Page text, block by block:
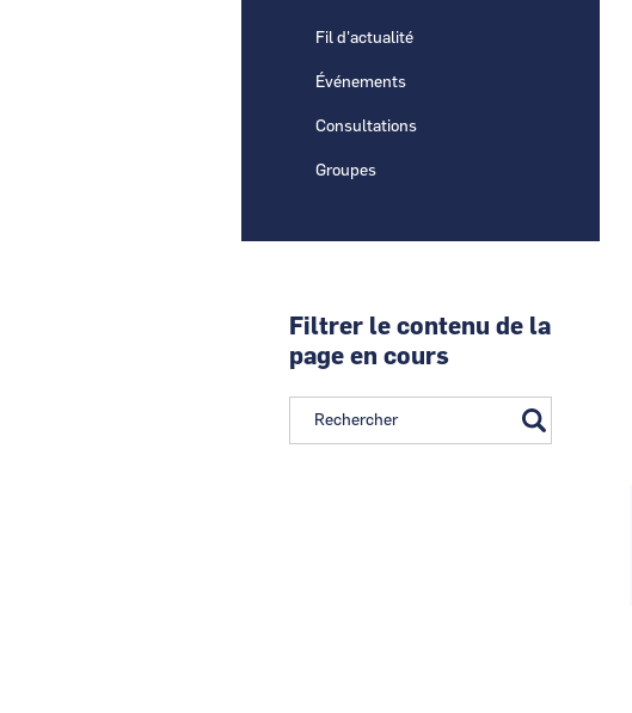
Fil d'actualité
Événements
Consultations
Groupes
Filtrer le contenu de la
page en cours